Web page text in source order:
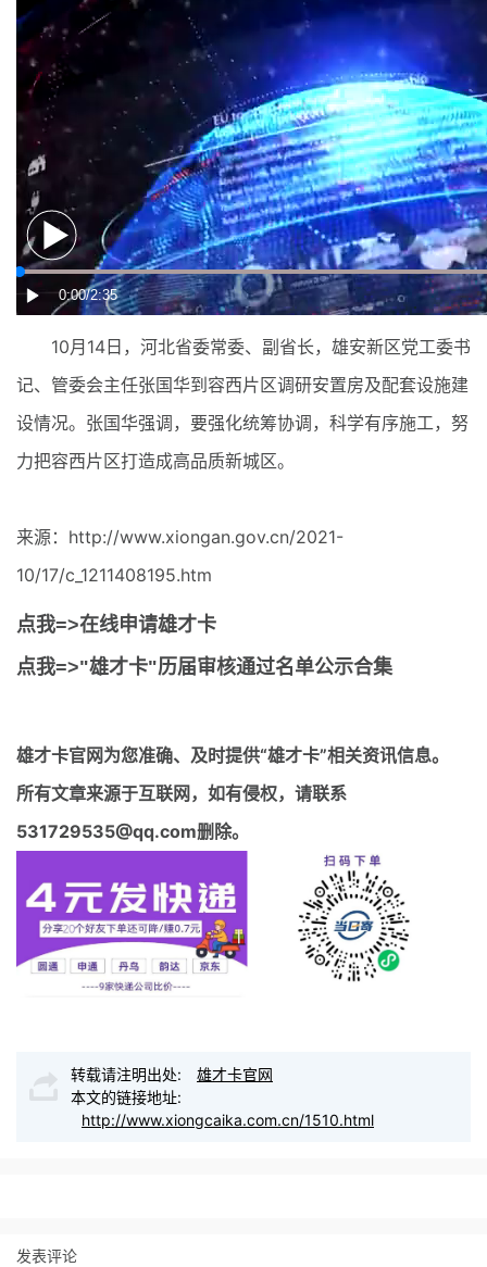
10月14日，河北省委常委、副省长，雄安新区党工委书
记、管委会主任张国华到容西片区调研安置房及配套设施建
设情况。张国华强调，要强化统筹协调，科学有序施工，努
力把容西片区打造成高品质新城区。
来源：http://www.xiongan.gov.cn/2021-
10/17/c_1211408195.htm
点我=>在线申请雄才卡
点我=>"雄才卡"历届审核通过名单公示合集
雄才卡官网为您准确、及时提供“雄才卡”相关资讯信息。
所有文章来源于互联网，如有侵权，请联系
531729535@qq.com删除。
转载请注明出处:
雄才卡官网
本文的链接地址:
http://www.xiongcaika.com.cn/1510.html
发表评论